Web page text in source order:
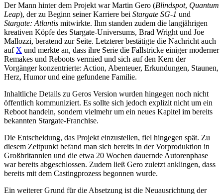
Der Mann hinter dem Projekt war Martin Gero (Blindspot, Quantum
Leap), der zu Beginn seiner Karriere bei Stargate SG-1 und
Stargate: Atlantis mitwirkte. Ihm standen zudem die langjährigen
kreativen Köpfe des Stargate-Universums, Brad Wright und Joe
Mallozzi, beratend zur Seite. Letzterer bestätigte die Nachricht auch
auf X und merkte an, dass ihre Serie die Fallstricke einiger moderner
Remakes und Reboots vermied und sich auf den Kern der
Vorgänger konzentrierte: Action, Abenteuer, Erkundungen, Staunen,
Herz, Humor und eine gefundene Familie.
Inhaltliche Details zu Geros Version wurden hingegen noch nicht
öffentlich kommuniziert. Es sollte sich jedoch explizit nicht um ein
Reboot handeln, sondern vielmehr um ein neues Kapitel im bereits
bekannten Stargate-Franchise.
Die Entscheidung, das Projekt einzustellen, fiel hingegen spät. Zu
diesem Zeitpunkt befand man sich bereits in der Vorproduktion in
Großbritannien und die etwa 20 Wochen dauernde Autorenphase
war bereits abgeschlossen. Zudem ließ Gero zuletzt anklingen, dass
bereits mit dem Castingprozess begonnen wurde.
Ein weiterer Grund für die Absetzung ist die Neuausrichtung der